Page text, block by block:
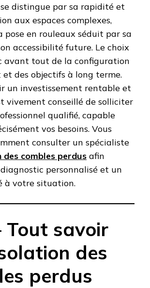
distingue par sa rapidité et
aux espaces complexes,
pose en rouleaux séduit par sa
accessibilité future. Le choix
avant tout de la configuration
des objectifs à long terme.
un investissement rentable et
vivement conseillé de solliciter
qualifié, capable
vos besoins. Vous
consulter un spécialiste
combles perdus afin
personnalisé et un
à votre situation.
Tout savoir
des
perdus